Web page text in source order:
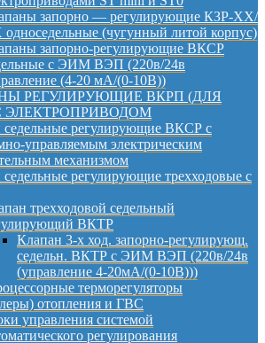
запорно — регулирующие КЗР-ХХ/
(чугунный литой корпус)
запорно-регулирующие ВКСР
с ЭИМ ВЭП (220в/24в
(4-20 мА/(0-10В))
РЕГУЛИРУЮЩИЕ ВКРП (ДЛЯ
ЭЛЕКТРОПРИВОДОМ
регулирующие ВКСР с
управляемым электрическим
механизмом
регулирующие трехходовые с
трехходовой седельный
ВКТР
Клапан 3-х ход. запорно-регулирующ.
седельн. ВКТР с ЭИМ ВЭП (220в/24в
(управление 4-20мА/(0-10В)))
терморегуляторы
отопления и ГВС
управления системой
регулирования